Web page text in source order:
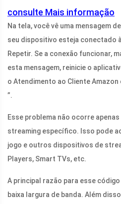
consulte Mais informação
Na tela, você vê uma mensagem
seu dispositivo esteja conectado
Repetir. Se a conexão funcionar,
esta mensagem, reinicie o
o Atendimento ao Cliente Amazon
”.
Esse problema não ocorre
streaming específico. Isso pode
jogo e outros dispositivos de
Players, Smart TVs, etc.
A principal razão para esse
baixa largura de banda. Além